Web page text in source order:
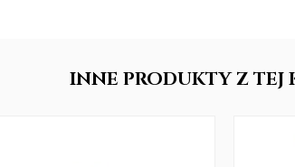
INNE PRODUKTYZ TEJ